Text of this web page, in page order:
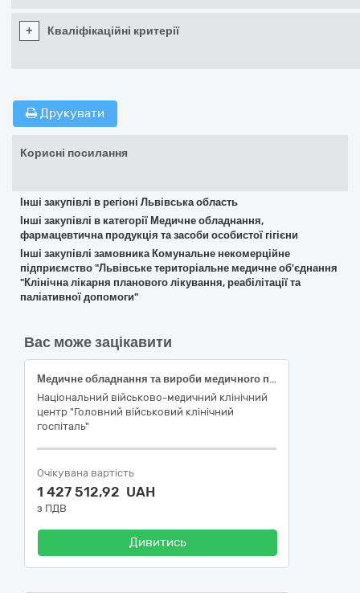
+ Кваліфікаційні критерії
Друкувати
Корисні посилання
Інші закупівлі в регіоні Львівська область
Інші закупівлі в категорії Медичне обладнання,
фармацевтична продукція та засоби особистої гігієни
Інші закупівлі замовника Комунальне некомерційне
підприємство "Львівське територіальне медичне об'єднання
"Клінічна лікарня планового лікування, реабілітації та
паліативної допомоги"
Вас може зацікавити
Медичне обладнання та вироби медичного призначення різні, код 33190000-8 за ДК 021:2015 «Єдиний закупівельний словник» (Меблі медичного призначення, код 33192000-2 за ДК 021:2015 «Єдиний закупівельний словник»; код 15900 за НК 024:2023 –Меблі для палати пацієнта/кодV0899 за НК 031:2024 -МЕДИЧНЕ ДОПОМІЖНЕ ОБЛАДНАННЯ – ІНШЕ; Меблі медичного призначення, код 33192000-2 за ДК 021:2015 «Єдиний закупівельний словник»; код 15897 за НК 024:2023 –Лабораторний стелаж/код V0899 за НК 031:2024 -МЕДИЧНЕ ДОПОМІЖНЕ ОБЛАДНАННЯ – ІНШЕ; Меблі медичного призначення, код 33192000-2 за ДК 021:2015 «Єдиний закупівельний словник»; код 35395 за НК 024:2023 –Столик приліжковий/код V0899 за НК 031:2024 -МЕДИЧНЕ ДОПОМІЖНЕ ОБЛАДНАННЯ – ІНШЕ; Меблі медичного призначення, код 33192000-2 за ДК 021:2015 «Єдиний закупівельний словник»; код 13959 за НК 024:2023 –Стіл для хірургічних інструментів/код V0899 за НК 031:2024 -МЕДИЧНЕ ДОПОМІЖНЕ ОБЛАДНАННЯ – ІНШЕ; Меблі медичного призначення, код 33192000-2 за ДК 021:2015 «Єдиний закупівельний словник»; код 10531 за НК 024:2023 –Приліжкова шафа/код V0899 за НК 031:2024 -МЕДИЧНЕ ДОПОМІЖНЕ ОБЛАДНАННЯ – ІНШЕ; Меблі медичного призначення, код 33192000-2 за ДК 021:2015 «Єдиний закупівельний словник»; код 10535 за НК 024:2023 –Медична шафа/код V0899 за НК 031:2024 -МЕДИЧНЕ ДОПОМІЖНЕ ОБЛАДНАННЯ – ІНШЕ; Меблі медичного призначення, код 33192000-2 за ДК 021:2015 «Єдиний закупівельний словник»; код 15934 за НК 024:2023 –Система мийок у кімнаті для огляду / терапевтичних процедур/код Z12040213 за НК 031:2024 - СИСТЕМИ ДЛЯ МИТТЯ ПАЦІЄНТІВ; Меблі медичного призначення, код 33192000-2 за ДК 021:2015 «Єдиний закупівельний словник»; код 34833 за НК 024:2023 –Стілець загального призначення/код V080202 за НК 031:2024 -МЕХАНІЧНІ МЕДИЧНІ КРІСЛА; Меблі медичного призначення, код 33192000-2 за ДК 021:2015 «Єдиний закупівельний словник»; код 15896 за НК 024:2023 –Стелаж загального призначення/код V0899 за НК 031:2024 -МЕДИЧНЕ ДОПОМІЖНЕ ОБЛАДНАННЯ – ІНШЕ)
Національний військово-медичний клінічний
центр "Головний військовий клінічний
госпіталь"
Очікувана вартість
1 427 512,92 UAH
з ПДВ
Дивитись